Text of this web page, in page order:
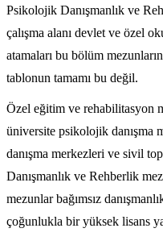
Psikolojik Danışmanlık ve
çalışma alanı devlet ve özel
atamaları bu bölüm
tablonun tamamı bu değil.
Özel eğitim ve rehabilitasyon
üniversite psikolojik danışma
danışma merkezleri ve sivil
Danışmanlık ve Rehberlik
mezunlar bağımsız
çoğunlukla bir yüksek lisans